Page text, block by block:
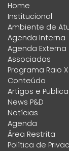
Home
Institucional
Ambiente de
Agenda Interna
Agenda Externa
Associadas
Programa Raio X
Conteúdo
Artigos e
News P&D
Notícias
Agenda
Área Restrita
Política de